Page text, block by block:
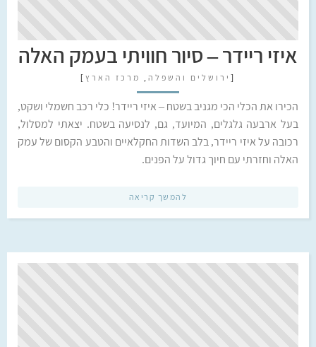
איזי ריידר – סיור חוויתי בעמק האלה
[ ירושלים והשפלה , מרכז הארץ ]
הכירו את הכלי הכי מגניב בשטח – איזי ריידר! כלי רכב חשמלי ושקט,
בעל ארבעה גלגלים, המיועד, גם, לנסיעה בשטח. יצאתי למסלול,
רכובה על איזי ריידר, בלב השדות החקלאיים והטבע הקסום של עמק
האלה וחזרתי עם חיוך גדול על הפנים.
להמשך קריאה